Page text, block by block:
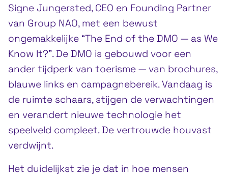
Signe Jungersted, CEO en Founding Partner
van Group NAO, met een bewust
ongemakkelijke “The End of the DMO — as We
Know It?”. De DMO is gebouwd voor een
ander tijdperk van toerisme — van brochures,
blauwe links en campagnebereik. Vandaag is
de ruimte schaars, stijgen de verwachtingen
en verandert nieuwe technologie het
speelveld compleet. De vertrouwde houvast
verdwijnt.
Het duidelijkst zie je dat in hoe mensen